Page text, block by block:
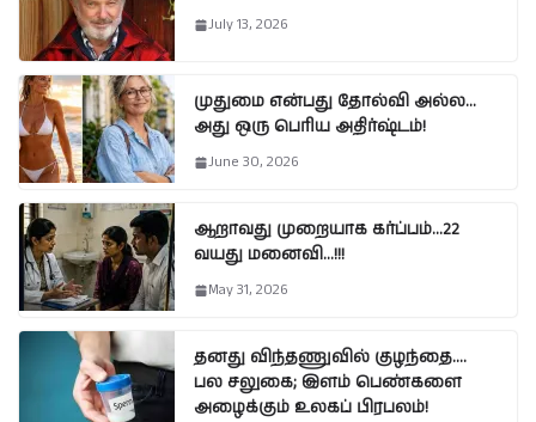
July 13, 2026
முதுமை என்பது தோல்வி அல்ல…
அது ஒரு பெரிய அதிர்ஷ்டம்!
June 30, 2026
ஆறாவது முறையாக கர்ப்பம்…22
வயது மனைவி…!!!
May 31, 2026
தனது விந்தணுவில் குழந்தை….
பல சலுகை; இளம் பெண்களை
அழைக்கும் உலகப் பிரபலம்!